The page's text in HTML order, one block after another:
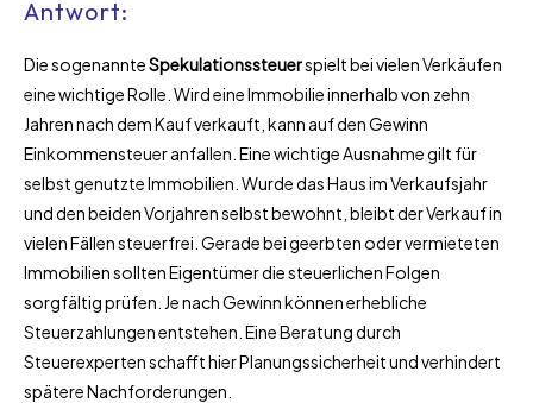
Antwort:
Die sogenannteSpekulationssteuerspielt bei vielen Verkäufen
eine wichtige Rolle. Wird eine Immobilie innerhalb von zehn
Jahren nach dem Kauf verkauft, kann auf den Gewinn
Einkommensteuer anfallen. Eine wichtige Ausnahme gilt für
selbst genutzte Immobilien. Wurde das Haus im Verkaufsjahr
und den beiden Vorjahren selbst bewohnt, bleibt der Verkauf in
vielen Fällen steuerfrei. Gerade bei geerbten oder vermieteten
Immobilien sollten Eigentümer die steuerlichen Folgen
sorgfältig prüfen. Je nach Gewinn können erhebliche
Steuerzahlungen entstehen. Eine Beratung durch
Steuerexperten schafft hier Planungssicherheit und verhindert
spätere Nachforderungen.